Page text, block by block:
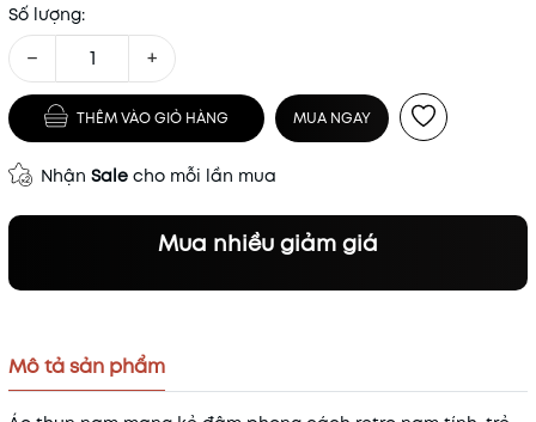
Số lượng:
− +
THÊM VÀO GIỎ HÀNG MUA NGAY
Nhận Sale cho mỗi lần mua
Mua nhiều giảm giá
Mô tả sản phẩm